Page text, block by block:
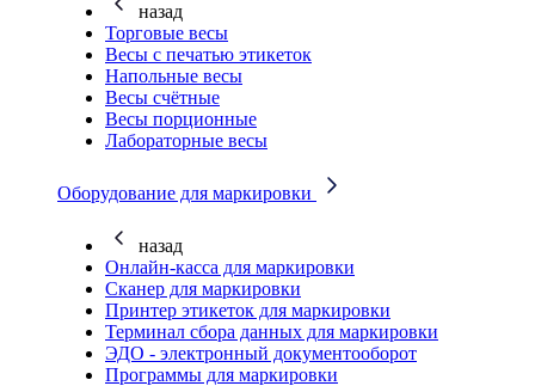
назад
Торговые весы
Весы с печатью этикеток
Напольные весы
Весы счётные
Весы порционные
Лабораторные весы
Оборудование для маркировки
назад
Онлайн-касса для маркировки
Сканер для маркировки
Принтер этикеток для маркировки
Терминал сбора данных для маркировки
ЭДО - электронный документооборот
Программы для маркировки